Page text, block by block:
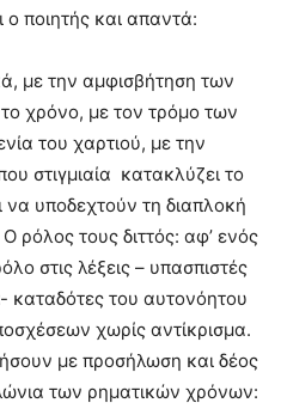
ποιητής και απαντά:
με την αμφισβήτηση των
χρόνο, με τον τρόμο των
του χαρτιού, με την
στιγμιαία κατακλύζει το
υποδεχτούν τη διαπλοκή
ρόλος τους διττός: αφ’ ενός
στις λέξεις – υπασπιστές
καταδότες του αυτονόητου
χωρίς αντίκρισμα.
με προσήλωση και δέος
των ρηματικών χρόνων: